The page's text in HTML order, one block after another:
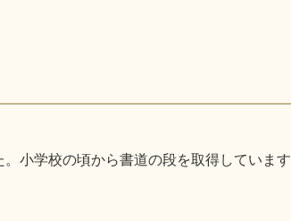
小学校の頃から書道の段を取得していま